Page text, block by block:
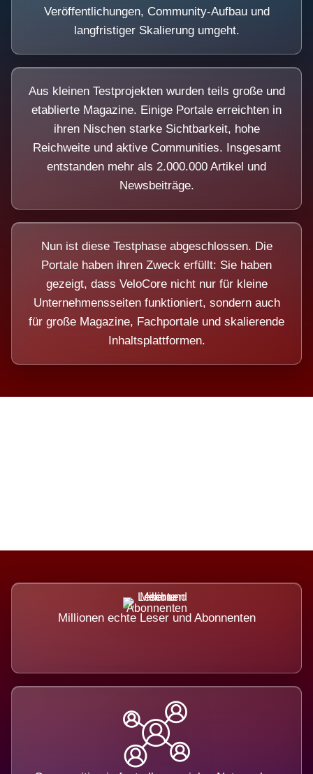
Veröffentlichungen, Community-Aufbau und
langfristiger Skalierung umgeht.
Aus kleinen Testprojekten wurden teils große und
etablierte Magazine. Einige Portale erreichten in
ihren Nischen starke Sichtbarkeit, hohe
Reichweite und aktive Communities. Insgesamt
entstanden mehr als 2.000.000 Artikel und
Newsbeiträge.
Nun ist diese Testphase abgeschlossen. Die
Portale haben ihren Zweck erfüllt: Sie haben
gezeigt, dass VeloCore nicht nur für kleine
Unternehmensseiten funktioniert, sondern auch
für große Magazine, Fachportale und skalierende
Inhaltsplattformen.
Millionen echte Leser und Abonnenten